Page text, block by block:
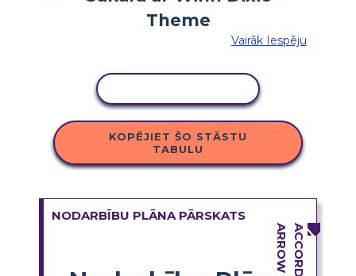
Vairāk Iespēju
KOPĒJIET ŠO STĀSTU
TABULU
NODARBĪBU PLĀNA PĀRSKATS